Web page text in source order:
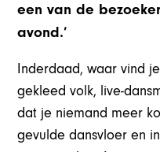
een van de
avond.’
Inderdaad, waar vind
gekleed volk, live-
dat je niemand meer
gevulde dansvloer en